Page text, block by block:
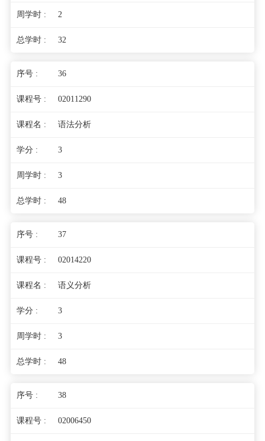
2
32
36
02011290
语法分析
3
3
48
37
02014220
语义分析
3
3
48
38
02006450